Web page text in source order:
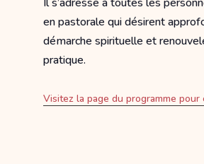
en pastorale qui désirent
démarche spirituelle et
pratique.
Visitez la page du programme pour